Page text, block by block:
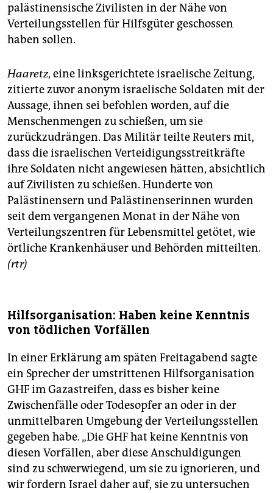
palästinensische Zivilisten in der Nähe von
Verteilungsstellen für Hilfsgüter geschossen
haben sollen.
Haaretz, eine linksgerichtete israelische Zeitung,
zitierte zuvor anonym israelische Soldaten mit der
Aussage, ihnen sei befohlen worden, auf die
Menschenmengen zu schießen, um sie
zurückzudrängen. Das Militär teilte Reuters mit,
dass die israelischen Verteidigungsstreitkräfte
ihre Soldaten nicht angewiesen hätten, absichtlich
auf Zivilisten zu schießen. Hunderte von
Palästinensern und Palästinenserinnen wurden
seit dem vergangenen Monat in der Nähe von
Verteilungszentren für Lebensmittel getötet, wie
örtliche Krankenhäuser und Behörden mitteilten.
(rtr)
Hilfsorganisation: Haben keine Kenntnis
von tödlichen Vorfällen
In einer Erklärung am späten Freitagabend sagte
ein Sprecher der umstrittenen Hilfsorganisation
GHF im Gazastreifen, dass es bisher keine
Zwischenfälle oder Todesopfer an oder in der
unmittelbaren Umgebung der Verteilungsstellen
gegeben habe. „Die GHF hat keine Kenntnis von
diesen Vorfällen, aber diese Anschuldigungen
sind zu schwerwiegend, um sie zu ignorieren, und
wir fordern Israel daher auf, sie zu untersuchen